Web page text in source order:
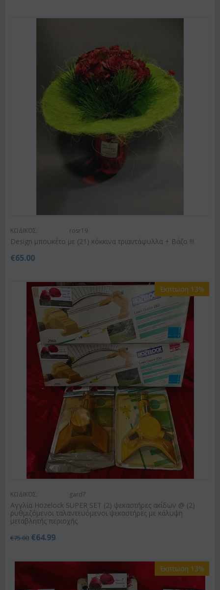
ΚΩΔΙΚΟΣ: rosr19
Design μπουκέτο με (21) κόκκινα τριαντάφυλλα + Βάζο !!!
€65.00
Έκπτωση 13%
ΚΩΔΙΚΟΣ: gard7
Αγγλία Hozelock SUPER SET (2) ψεκαστήρες ακίδων @ (2)
ρυθμιζόμενοι ταλαντευόμενοι ψεκαστήρες με κάλυψη
μεταβλητής περιοχής
€75.00 €64.99
Έκπτωση 13%